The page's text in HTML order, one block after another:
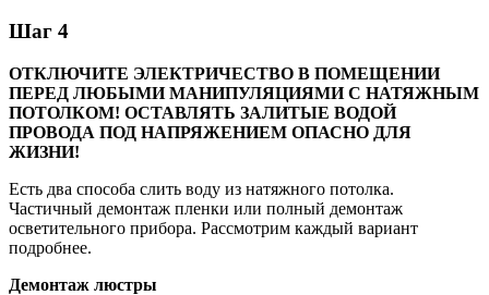
Шаг 4
ОТКЛЮЧИТЕ ЭЛЕКТРИЧЕСТВО В ПОМЕЩЕНИИ
ПЕРЕД ЛЮБЫМИ МАНИПУЛЯЦИЯМИ С НАТЯЖНЫМ
ПОТОЛКОМ! ОСТАВЛЯТЬ ЗАЛИТЫЕ ВОДОЙ
ПРОВОДА ПОД НАПРЯЖЕНИЕМ ОПАСНО ДЛЯ
ЖИЗНИ!
Есть два способа слить воду из натяжного потолка.
Частичный демонтаж пленки или полный демонтаж
осветительного прибора. Рассмотрим каждый вариант
подробнее.
Демонтаж люстры